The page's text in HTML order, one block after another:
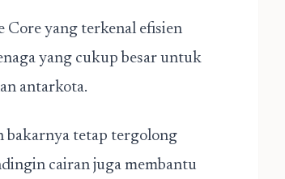
Core yang terkenal efisien
yang cukup besar untuk
antarkota.
bakarnya tetap tergolong
cairan juga membantu